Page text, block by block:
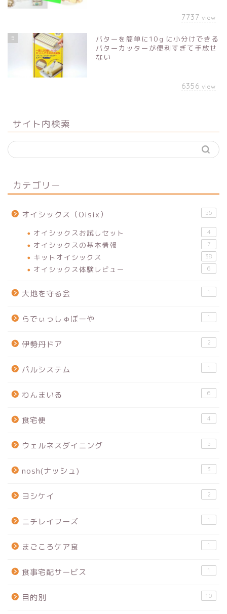
7737 view
5
バターを簡単に10ｇに小分けできる
バターカッターが便利すぎて手放せ
ない
6356 view
サイト内検索
カテゴリー
オイシックス（Oisix） 55
オイシックスお試しセット 4
オイシックスの基本情報 7
キットオイシックス 38
オイシックス体験レビュー 6
大地を守る会 1
らでぃっしゅぼーや 1
伊勢丹ドア 2
パルシステム 1
わんまいる 6
食宅便 4
ウェルネスダイニング 5
nosh(ナッシュ) 3
ヨシケイ 2
ニチレイフーズ 1
まごころケア食 1
食事宅配サービス 1
目的別 10